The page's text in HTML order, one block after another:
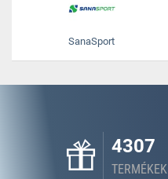
SanaSport
4307
TERMÉKEK